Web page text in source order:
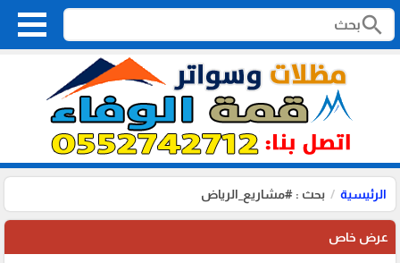
search
الرئيسية بحث : #مشاريع_الرياض
عرض خاص